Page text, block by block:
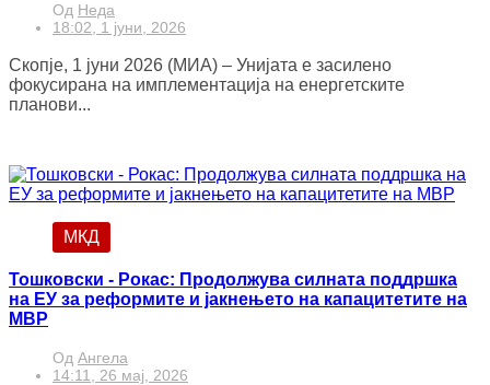
Од Неда
18:02, 1 јуни, 2026
Скопје, 1 јуни 2026 (МИА) – Унијата е засилено
фокусирана на имплементација на енергетските
планови...
МКД
Тошковски - Рокас: Продолжува силната поддршка
на ЕУ за реформите и јакнењето на капацитетите на
МВР
Од Ангела
14:11, 26 мај, 2026